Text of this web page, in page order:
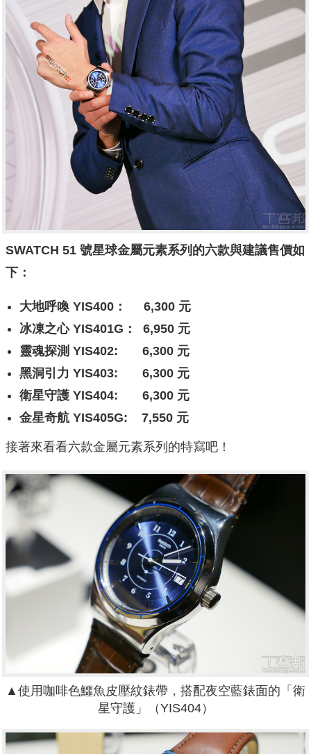
SWATCH 51 號星球金屬元素系列的六款與建議售價如
下：
大地呼喚 YIS400： 6,300 元
冰凍之心 YIS401G： 6,950 元
靈魂探測 YIS402: 6,300 元
黑洞引力 YIS403: 6,300 元
衛星守護 YIS404: 6,300 元
金星奇航 YIS405G: 7,550 元
接著來看看六款金屬元素系列的特寫吧！
▲ 使用咖啡色鱷魚皮壓紋錶帶，搭配夜空藍錶面的「衛
星守護」（YIS404）